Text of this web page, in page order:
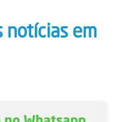
notícias em